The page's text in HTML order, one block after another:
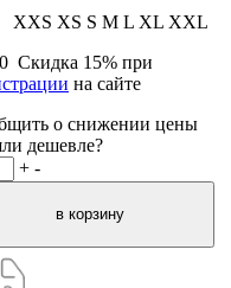
XXS XS S M L XL XXL
Скидка 15% при
на сайте
о снижении цены
дешевле?
+ -